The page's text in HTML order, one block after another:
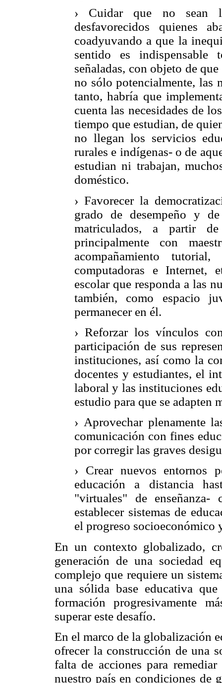
› Cuidar que no sean
desfavorecidos quienes
coadyuvando a que la
sentido es indispensable
señaladas, con objeto de
no sólo potencialmente, las
tanto, habría que
cuenta las necesidades de
tiempo que estudian, de
no llegan los servicios
rurales e indígenas- o de
estudian ni trabajan,
doméstico.
› Favorecer la
grado de desempeño y
matriculados, a partir
principalmente con
acompañamiento
computadoras e Internet,
escolar que responda a las
también, como espacio
permanecer en él.
› Reforzar los vínculos
participación de sus
instituciones, así como la
docentes y estudiantes, el
laboral y las instituciones
estudio para que se adapten
› Aprovechar plenamente
comunicación con fines
por corregir las graves
› Crear nuevos entornos
educación a distancia
"virtuales" de enseñanza-
establecer sistemas de
el progreso socioeconómico
En un contexto globalizado,
generación de una sociedad
complejo que requiere un
una sólida base educativa
formación progresivamente
superar este desafío.
En el marco de la globalización
ofrecer la construcción de una
falta de acciones para
nuestro país en condiciones de